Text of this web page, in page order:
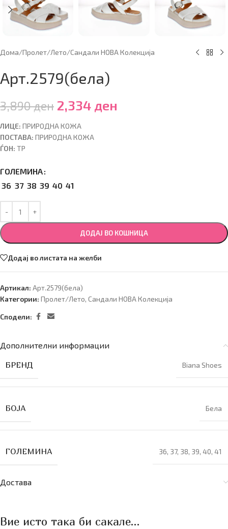
Дома/Пролет/Лето/Сандали НОВА Колекција
Арт.2579(бела)
3,890ден 2,334 ден
ЛИЦЕ: ПРИРОДНА КОЖА
ПОСТАВА: ПРИРОДНА КОЖА
ЃОН: ТР
ГОЛЕМИНА
36 37 38 39 40 41
ДОДАЈ ВО КОШНИЦА
Додај во листата на желби
Артикал: Арт.2579(бела)
Категории: Пролет/Лето, Сандали НОВА Колекција
Сподели:
Дополнителни информации
БРЕНД Biana Shoes
БОЈА Бела
ГОЛЕМИНА 36, 37, 38, 39, 40, 41
Достава
Вие исто така би сакале…